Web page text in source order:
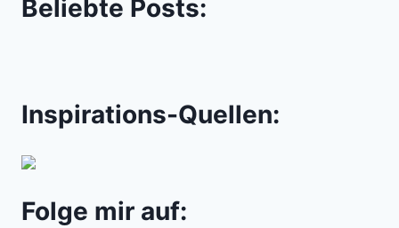
Beliebte Posts:
Inspirations-Quellen:
Folge mir auf: